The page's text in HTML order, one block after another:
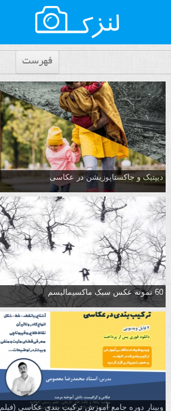
فهرست
دیپتیک و جاکستا‌پوزیشن در عکاسی
60 نمونه عکس سبک ماکسیمالیسم
وبینار دوره جامع آموزش تركيب بندي عكاسي (فیلم